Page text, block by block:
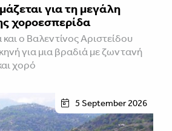
για τη μεγάλη
χοροεσπερίδα
ο Βαλεντίνος Αριστείδου
για μια βραδιά με ζωντανή
χορό
5 September 2026